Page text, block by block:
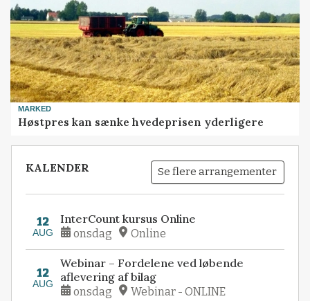
MARKED
Høstpres kan sænke hvedeprisen yderligere
KALENDER Se flere arrangementer
12
AUG
InterCount kursus Online
onsdag Online
12
AUG
Webinar – Fordelene ved løbende
aflevering af bilag
onsdag Webinar - ONLINE